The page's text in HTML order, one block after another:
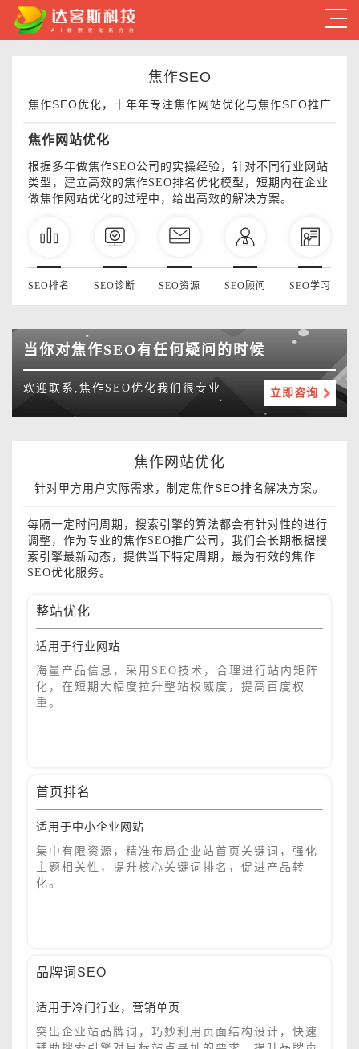
焦作SEO
焦作SEO优化，十年年专注焦作网站优化与焦作SEO推广
焦作网站优化
根据多年做焦作SEO公司的实操经验，针对不同行业网站
类型，建立高效的焦作SEO排名优化模型，短期内在企业
做焦作网站优化的过程中，给出高效的解决方案。
SEO排名 SEO诊断 SEO资源 SEO顾问 SEO学习
当你对焦作SEO有任何疑问的时候
欢迎联系,焦作SEO优化我们很专业 立即咨询
焦作网站优化
针对甲方用户实际需求，制定焦作SEO排名解决方案。
每隔一定时间周期，搜索引擎的算法都会有针对性的进行
调整，作为专业的焦作SEO推广公司，我们会长期根据搜
索引擎最新动态，提供当下特定周期，最为有效的焦作
SEO优化服务。
整站优化
适用于行业网站
海量产品信息，采用SEO技术，合理进行站内矩阵
化，在短期大幅度拉升整站权威度，提高百度权
重。
首页排名
适用于中小企业网站
集中有限资源，精准布局企业站首页关键词，强化
主题相关性，提升核心关键词排名，促进产品转
化。
品牌词SEO
适用于冷门行业，营销单页
突出企业站品牌词，巧妙利用页面结构设计，快速